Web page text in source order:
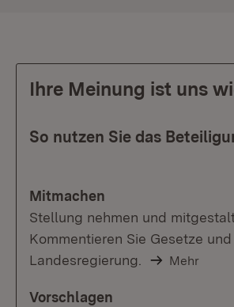
Ihre Meinung ist uns
So nutzen Sie das
Mitmachen
Stellung nehmen und
Kommentieren Sie Gesetze
Landesregierung.
Mehr
Vorschlagen